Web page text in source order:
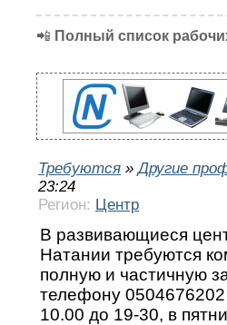
📲 Полный список
Требуются »Другие
23:24
Регион: Центр
В развивающиеся
Натании требуются
полную и частичную
телефону 0504676202
10.00 до 19-30, в